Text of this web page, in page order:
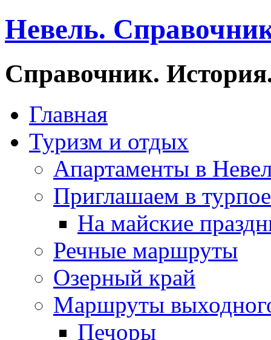
Невель.
Справочник.
Главная
Туризм и отдых
Апартаменты в
Приглашаем в
На майские
Речные маршруты
Озерный край
Маршруты
Печоры